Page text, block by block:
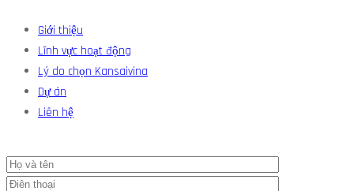
Giới thiệu
Lĩnh vực hoạt động
Lý do chọn Kansaivina
Dự án
Liên hệ